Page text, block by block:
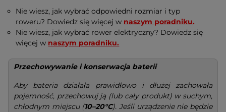
Nie wiesz, jak wybrać odpowiedni rozmiar i typ
roweru? Dowiedz się więcej w naszym poradniku.
Nie wiesz, jak wybrać rower elektryczny? Dowiedz się
więcej w naszym poradniku.
Przechowywanie i konserwacja baterii
Aby bateria działała prawidłowo i dłużej zachowała
pojemność, przechowuj ją (lub cały produkt) w suchym,
chłodnym miejscu (10–20°C). Jeśli urządzenie nie będzie